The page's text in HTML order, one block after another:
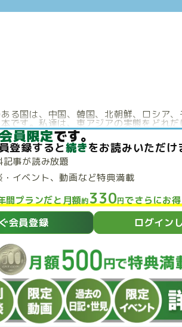
る国は、中国、韓国、北朝鮮、ロシア
です。私達は、東アジアの実態をどれだ
員限定です。
登録すると続きをお読みいただけ
記事が読み放題
イベント、動画など特典満載
間プランだと月額約330円でさらにお
会員登録 ログイン